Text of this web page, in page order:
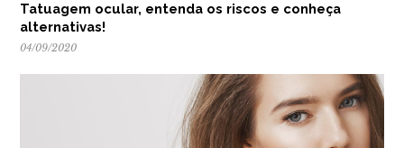
Tatuagem ocular, entenda os riscos e conheça
alternativas!
04/09/2020